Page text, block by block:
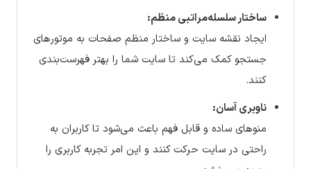
ساختار سلسله‌مراتبی منظم:
ایجاد نقشه سایت و ساختار منظم صفحات به موتورهای
جستجو کمک می‌کند تا سایت شما را بهتر فهرست‌بندی
کنند.
ناوبری آسان:
منوهای ساده و قابل فهم باعث می‌شود تا کاربران به
راحتی در سایت حرکت کنند و این امر تجربه کاربری را